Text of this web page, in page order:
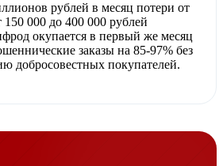
рублей в месяц потери от
150 000 до 400 000 рублей
окупается в первый же месяц
заказы на 85-97% без
добросовестных покупателей.